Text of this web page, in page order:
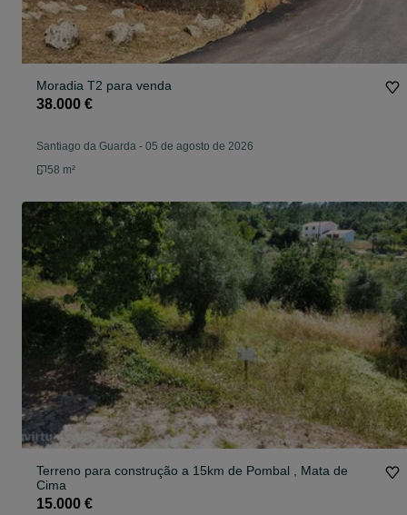
Moradia T2 para venda
38.000 €
Santiago da Guarda - 05 de agosto de 2026
58 m²
Terreno para construção a 15km de Pombal , Mata de
Cima
15.000 €